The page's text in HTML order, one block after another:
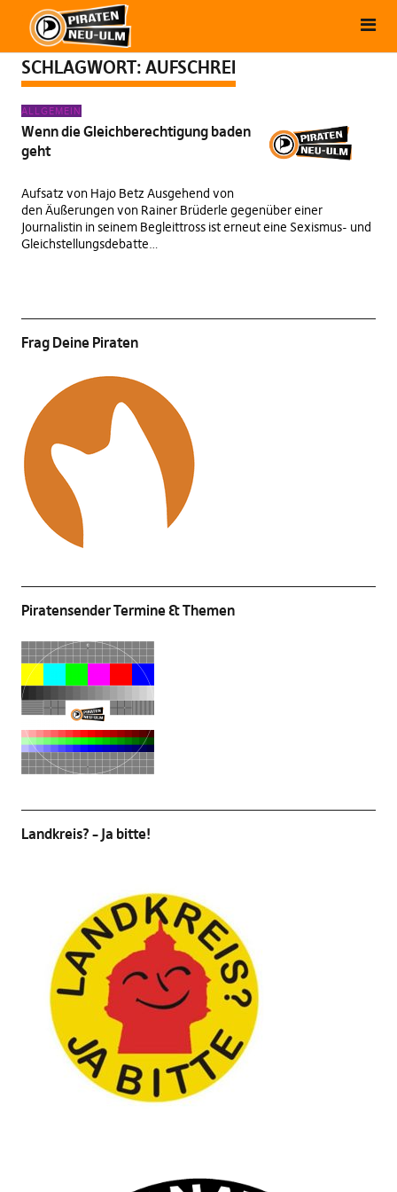
SCHLAGWORT: AUFSCHREI
ALLGEMEIN
Wenn die Gleichberechtigung baden
geht
Aufsatz von Hajo Betz Ausgehend von
den Äußerungen von Rainer Brüderle gegenüber einer
Journalistin in seinem Begleittross ist erneut eine Sexismus- und
Gleichstellungsdebatte…
Frag Deine Piraten
Piratensender Termine & Themen
Landkreis? – Ja bitte!